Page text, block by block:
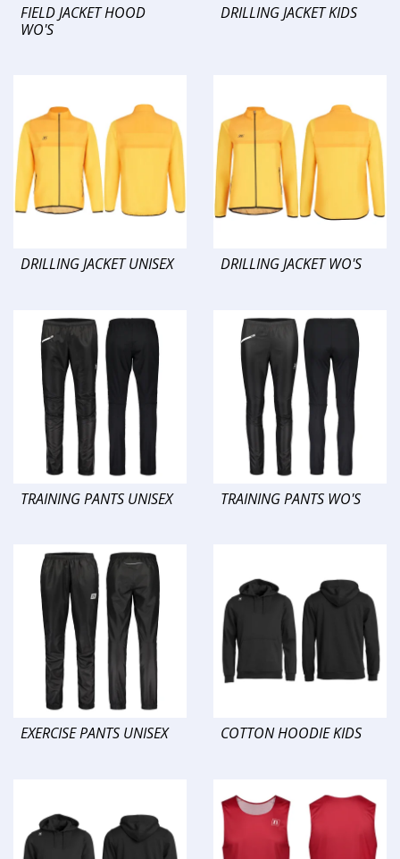
FIELD JACKET HOOD
WO'S
DRILLING JACKET KIDS
DRILLING JACKET UNISEX DRILLING JACKET WO'S
TRAINING PANTS UNISEX TRAINING PANTS WO'S
EXERCISE PANTS UNISEX COTTON HOODIE KIDS